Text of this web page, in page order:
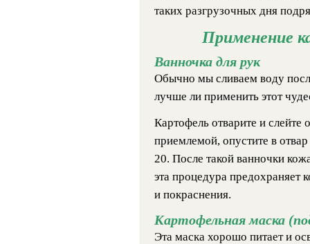
таких разгрузочных дня
Применение
Ванночка для рук
Обычно мы сливаем воду
лучше ли применить этот
Картофель отварите и слейте
приемлемой, опустите в
20. После такой ванночки
эта процедура предохраняет
и покраснения.
Картофельная маска
Эта маска хорошо питает и